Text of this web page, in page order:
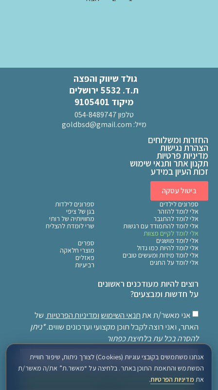
גולד שיווק והפצה
ת.ד. 5532 ירושלים
מיקוד 9105401
טלפון 054-8489747
מייל: goldbsd@gmail.com
החזרות ומשלוחים
הצהרת נגישות
מדיניות פרטיות
תקנון אתר ותנאי שימוש
זכות העיון במידע
ביטול עסקה
ספרונים לילדים
אלי לומד להזהר
אלי לומד להתגבר
אלי לומד להתמודד עם רגשות
אלי לומד לקיים מצוות
אלי לומד מושגים
אלי לומד להיות כמו גדול
אלי לומד מידות ומעשים טובים
אלי לומד על החגים
ספרונים לילדות
בגן של ציפי
מחוויותיה של רותי
שרי לומדת להצליח
ספרים
מוצרי חלאקה
פאזלים
רביעיות
רוצים להיות מעודכנים ראשונים
על חדשות ומבצעים?
אני מאשר/ת את תנאי השימוש ומדיניות הפרטיות של
האתר, ואני רוצה לקבל תוכן מקצועי ועדכונים שווים.*ניתן
להסרה בכל עת בלחיצת כפתור
אנחנו משתמשים בקובצי עוגיות (Cookies) לצורך ניתוח, שיפור חוויית
המשתמש והתאמת התוכן באתר. בלחיצה על “מאשר.ת” את/ה מאשר/ת
את מדיניות הפרטיות.